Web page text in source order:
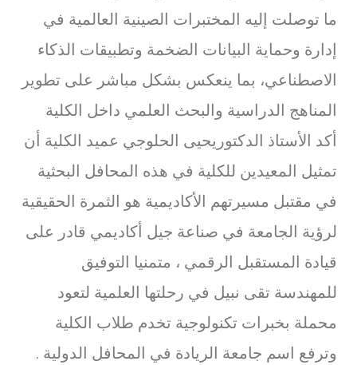
ما توصلت إليه المختبرات الصينية العالمية في
إدارة وحماية البيانات الضخمة وتطبيقات الذكاء
الاصطناعي، بما ينعكس بشكل مباشر على تطوير
المناهج الدراسية والبحث العلمي داخل الكلية
أكد الأستاذ الدكتوريحيى الحلوجي عميد الكلية أن
تمثيل المعيدين للكلية في هذه المحافل البحثية
في مقتبل مسيرتهم الأكاديمية هو الثمرة الحقيقية
لرؤية الجامعة في صناعة جيل أكاديمي قادر على
قيادة المستقبل الرقمي ، متمنيا التوفيق
للمهندسة تقى نبيل في رحلتها العلمية لتعود
محملة بخبرات تكنولوجية تخدم طلاب الكلية
وترفع اسم جامعة الريادة في المحافل الدولية .